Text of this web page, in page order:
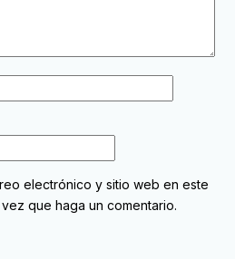
electrónico y sitio web en este
que haga un comentario.